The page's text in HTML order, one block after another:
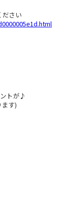
ださい
トが♪
す)